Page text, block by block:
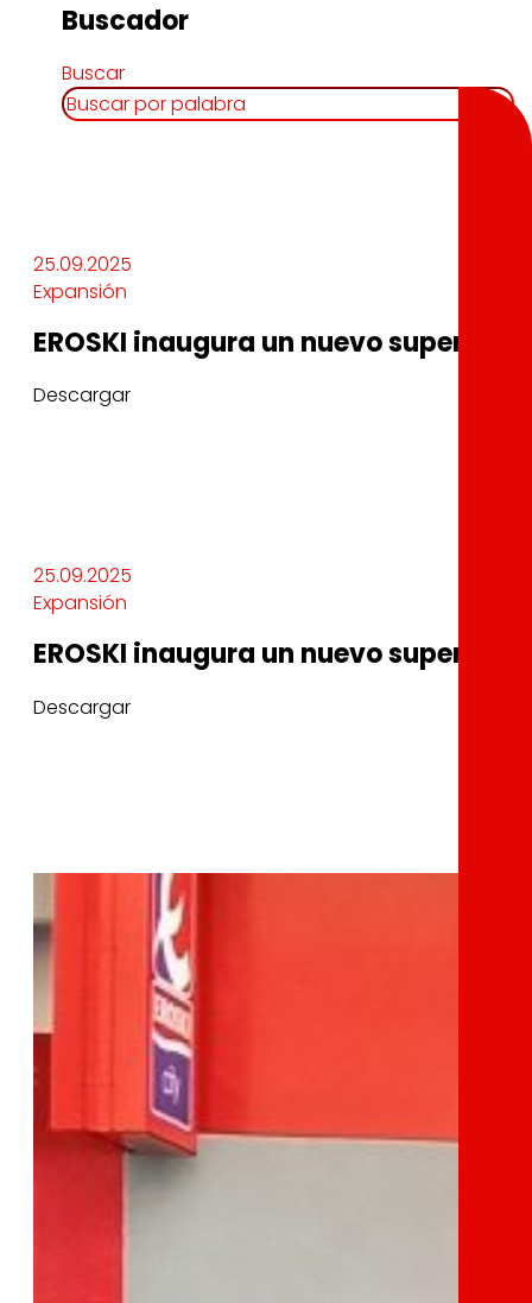
Buscador
Buscar
25.09.2025
Expansión
EROSKI inaugura un nuevo
Descargar
25.09.2025
Expansión
EROSKI inaugura un nuevo
Descargar